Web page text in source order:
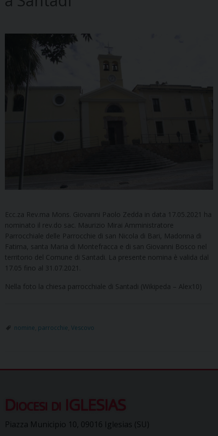
Ecc.za Rev.ma Mons. Giovanni Paolo Zedda in data 17.05.2021 ha
nominato il rev.do sac. Maurizio Mirai Amministratore
Parrocchiale delle Parrocchie di san Nicola di Bari, Madonna di
Fatima, santa Maria di Montefracca e di san Giovanni Bosco nel
territorio del Comune di Santadi. La presente nomina è valida dal
17.05 fino al 31.07.2021.
Nella foto la chiesa parrocchiale di Santadi (Wikipeda – Alex10)
nomine parrocchie Vescovo
Diocesi di IGLESIAS
Piazza Municipio 10, 09016 Iglesias (SU)